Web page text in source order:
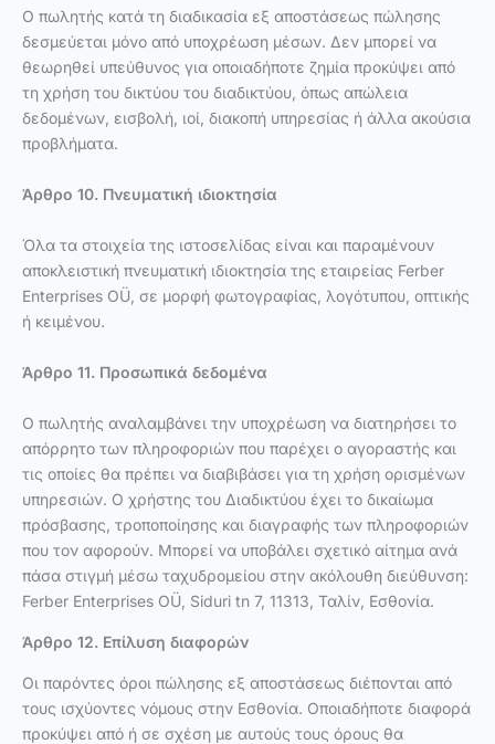
Ο πωλητής κατά τη διαδικασία εξ αποστάσεως πώλησης
δεσμεύεται μόνο από υποχρέωση μέσων. Δεν μπορεί να
θεωρηθεί υπεύθυνος για οποιαδήποτε ζημία προκύψει από
τη χρήση του δικτύου του διαδικτύου, όπως απώλεια
δεδομένων, εισβολή, ιοί, διακοπή υπηρεσίας ή άλλα ακούσια
προβλήματα.
Άρθρο 10. Πνευματική ιδιοκτησία
Όλα τα στοιχεία της ιστοσελίδας είναι και παραμένουν
αποκλειστική πνευματική ιδιοκτησία της εταιρείας Ferber
Enterprises OÜ, σε μορφή φωτογραφίας, λογότυπου, οπτικής
ή κειμένου.
Άρθρο 11. Προσωπικά δεδομένα
Ο πωλητής αναλαμβάνει την υποχρέωση να διατηρήσει το
απόρρητο των πληροφοριών που παρέχει ο αγοραστής και
τις οποίες θα πρέπει να διαβιβάσει για τη χρήση ορισμένων
υπηρεσιών. Ο χρήστης του Διαδικτύου έχει το δικαίωμα
πρόσβασης, τροποποίησης και διαγραφής των πληροφοριών
που τον αφορούν. Μπορεί να υποβάλει σχετικό αίτημα ανά
πάσα στιγμή μέσω ταχυδρομείου στην ακόλουθη διεύθυνση:
Ferber Enterprises OÜ, Siduri tn 7, 11313, Ταλίν, Εσθονία.
Άρθρο 12. Επίλυση διαφορών
Οι παρόντες όροι πώλησης εξ αποστάσεως διέπονται από
τους ισχύοντες νόμους στην Εσθονία. Οποιαδήποτε διαφορά
προκύψει από ή σε σχέση με αυτούς τους όρους θα